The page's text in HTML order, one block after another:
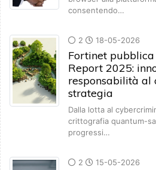
consentendo…
2 18-05-2026
Fortinet
Report 2025:
responsabilità al
strategia
Dalla lotta al
crittografia quantum-
progressi…
2 15-05-2026